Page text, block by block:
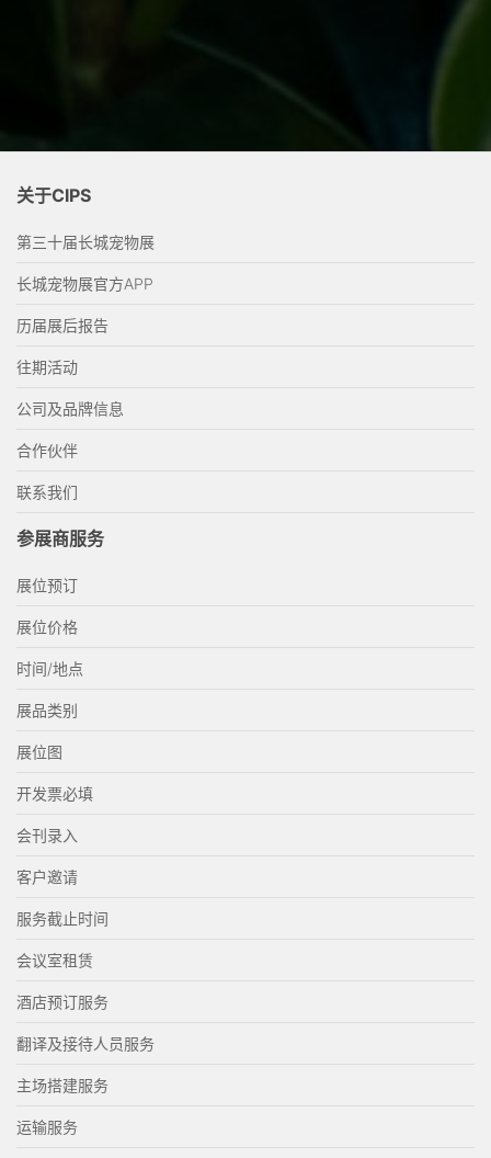
关于CIPS
第三十届长城宠物展
长城宠物展官方APP
历届展后报告
往期活动
公司及品牌信息
合作伙伴
联系我们
参展商服务
展位预订
展位价格
时间/地点
展品类别
展位图
开发票必填
会刊录入
客户邀请
服务截止时间
会议室租赁
酒店预订服务
翻译及接待人员服务
主场搭建服务
运输服务